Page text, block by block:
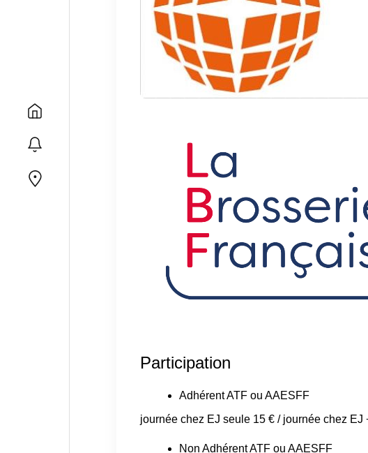
Participation
Adhérent ATF ou AAESFF
journée chez EJ seule 15 € / journée chez EJ
Non Adhérent ATF ou AAESFF